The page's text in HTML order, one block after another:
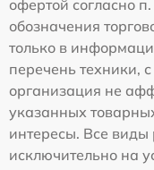
офертой согласно
обозначения
только в
перечень техники,
организация не
указанных
интересы. Все
исключительно на